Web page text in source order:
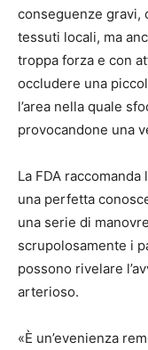
conseguenze gravi,
tessuti locali, ma
troppa forza e con
occludere una
l’area nella quale
provocandone una
La FDA
una perfetta
una serie di
scrupolosamente i
possono rivelare
arterioso.
«È un’evenienza